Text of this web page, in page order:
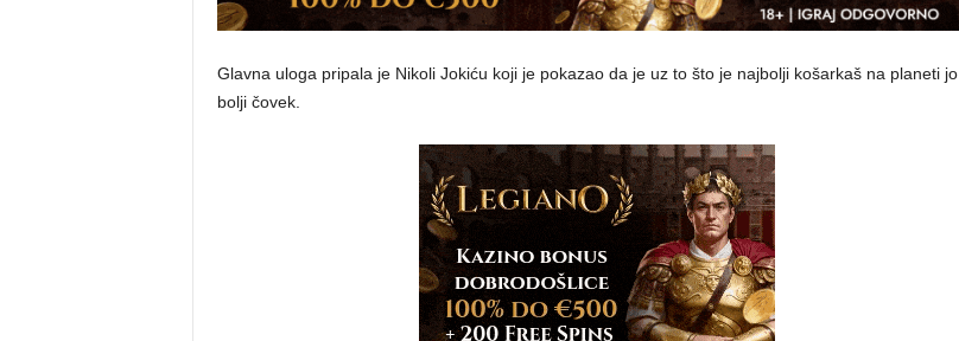
Glavna uloga pripala je Nikoli Jokiću koji je pokazao da je uz to što je najbolji košarkaš na planeti jo
bolji čovek.